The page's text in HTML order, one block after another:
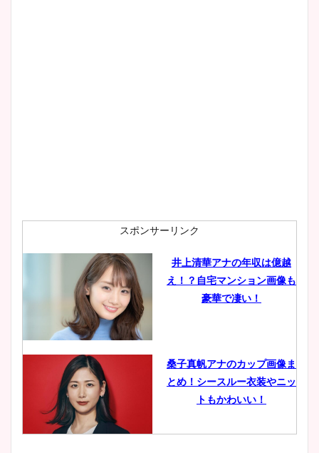
スポンサーリンク
井上清華アナの年収は億越
え！？自宅マンション画像も
豪華で凄い！
桑子真帆アナのカップ画像ま
とめ！シースルー衣装やニッ
トもかわいい！